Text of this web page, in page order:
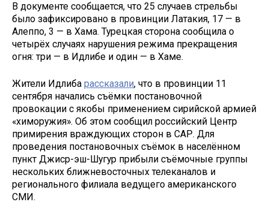
В документе сообщается, что 25 случаев стрельбы
было зафиксировано в провинции Латакия, 17 — в
Алеппо, 3 — в Хама. Турецкая сторона сообщила о
четырёх случаях нарушения режима прекращения
огня: три — в Идлибе и один — в Хаме.
Жители Идлиба рассказали, что в провинции 11
сентября начались съёмки постановочной
провокации с якобы применением сирийской армией
«химоружия». Об этом сообщил российский Центр
примирения враждующих сторон в САР. Для
проведения постановочных съёмок в населённом
пункт Джиср-эш-Шугур прибыли съёмочные группы
нескольких ближневосточных телеканалов и
регионального филиала ведущего американского
СМИ.